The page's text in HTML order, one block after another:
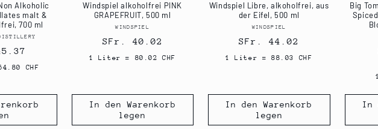
Alkoholic
malt &
700 ml
CHF
Windspiel alkoholfrei PINK
GRAPEFRUIT, 500 ml
Anbieter:
WINDSPIEL
Normaler
Preis
SFr. 40.02
1 Liter = 80.02 CHF
In den Warenkorb
legen
Windspiel Libre, alkoholfrei, aus
der Eifel, 500 ml
Anbieter:
WINDSPIEL
Normaler
Preis
SFr. 44.02
1 Liter = 88.03 CHF
In den Warenkorb
legen
Big
In